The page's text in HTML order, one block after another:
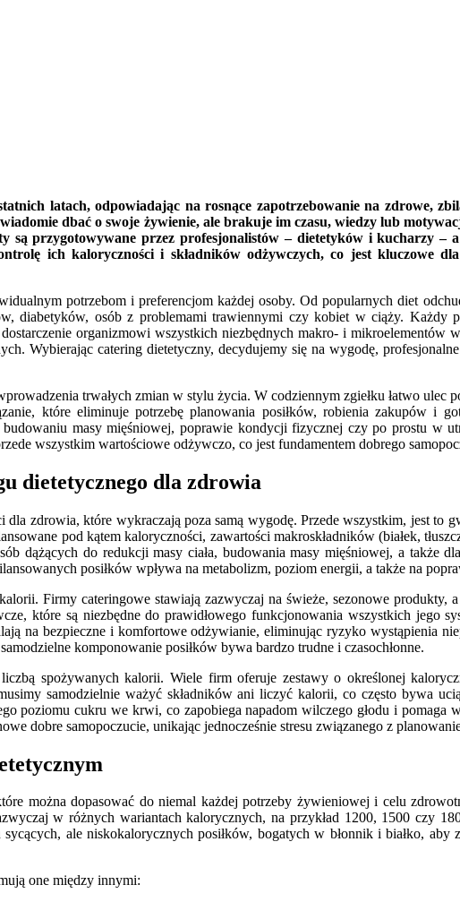
latach, odpowiadając na rosnące zapotrzebowanie na zdrowe,
dbać o swoje żywienie, ale brakuje im czasu, wiedzy lub
są przygotowywane przez profesjonalistów – dietetyków i kucharzy –
ich kaloryczności i składników odżywczych, co jest kluczowe
potrzebom i preferencjom każdej osoby. Od popularnych diet
diabetyków, osób z problemami trawiennymi czy kobiet w ciąży. Każdy
organizmowi wszystkich niezbędnych makro- i mikroelementów
Wybierając catering dietetyczny, decydujemy się na wygodę,
trwałych zmian w stylu życia. W codziennym zgiełku łatwo ulec
które eliminuje potrzebę planowania posiłków, robienia zakupów i
masy mięśniowej, poprawie kondycji fizycznej czy po prostu w
wszystkim wartościowe odżywczo, co jest fundamentem dobrego
dietetycznego dla zdrowia
dla zdrowia, które wykraczają poza samą wygodę. Przede wszystkim, jest to
pod kątem kaloryczności, zawartości makroskładników (białek,
dążących do redukcji masy ciała, budowania masy mięśniowej, a także
posiłków wpływa na metabolizm, poziom energii, a także na
Firmy cateringowe stawiają zazwyczaj na świeże, sezonowe produkty,
które są niezbędne do prawidłowego funkcjonowania wszystkich jego
na bezpieczne i komfortowe odżywianie, eliminując ryzyko wystąpienia
komponowanie posiłków bywa bardzo trudne i czasochłonne.
spożywanych kalorii. Wiele firm oferuje zestawy o określonej
samodzielnie ważyć składników ani liczyć kalorii, co często bywa
poziomu cukru we krwi, co zapobiega napadom wilczego głodu i
dobre samopoczucie, unikając jednocześnie stresu związanego z
można dopasować do niemal każdej potrzeby żywieniowej i celu
w różnych wariantach kalorycznych, na przykład 1200, 1500 czy
ale niskokalorycznych posiłków, bogatych w błonnik i białko,
one między innymi: